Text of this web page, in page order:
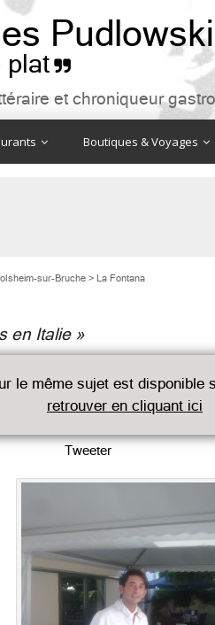
Pudlowski
plat 
et chroniqueur
Boutiques & Voyages
sur-Bruche > La Fontana
en Italie »
le même sujet est disponible
retrouver en cliquant ici
Tweeter